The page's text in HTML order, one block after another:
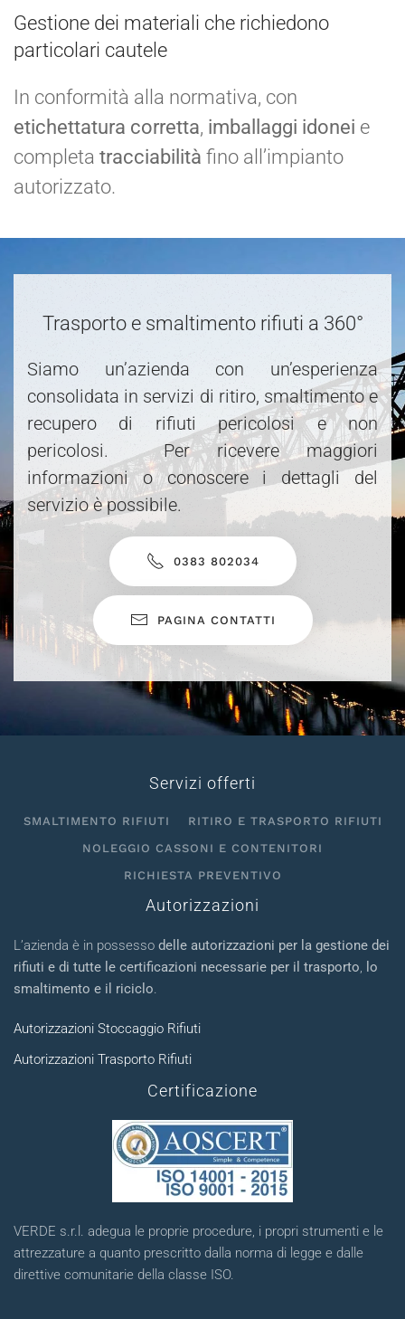
Gestione dei materiali che richiedono
particolari cautele
In conformità alla normativa, con
etichettatura corretta, imballaggi idonei e
completa tracciabilità fino all’impianto
autorizzato.
Trasporto e smaltimento rifiuti a 360°
Siamo un’azienda con un’esperienza
consolidata in servizi di ritiro, smaltimento e
recupero di rifiuti pericolosi e non
pericolosi. Per ricevere maggiori
informazioni o conoscere i dettagli del
servizio è possibile.
0383 802034
PAGINA CONTATTI
Servizi offerti
SMALTIMENTO RIFIUTI
RITIRO E TRASPORTO RIFIUTI
NOLEGGIO CASSONI E CONTENITORI
RICHIESTA PREVENTIVO
Autorizzazioni
L’azienda è in possesso delle autorizzazioni per la gestione dei
rifiuti e di tutte le certificazioni necessarie per il trasporto, lo
smaltimento e il riciclo.
Autorizzazioni Stoccaggio Rifiuti
Autorizzazioni Trasporto Rifiuti
Certificazione
VERDE s.r.l. adegua le proprie procedure, i propri strumenti e le
attrezzature a quanto prescritto dalla norma di legge e dalle
direttive comunitarie della classe ISO.